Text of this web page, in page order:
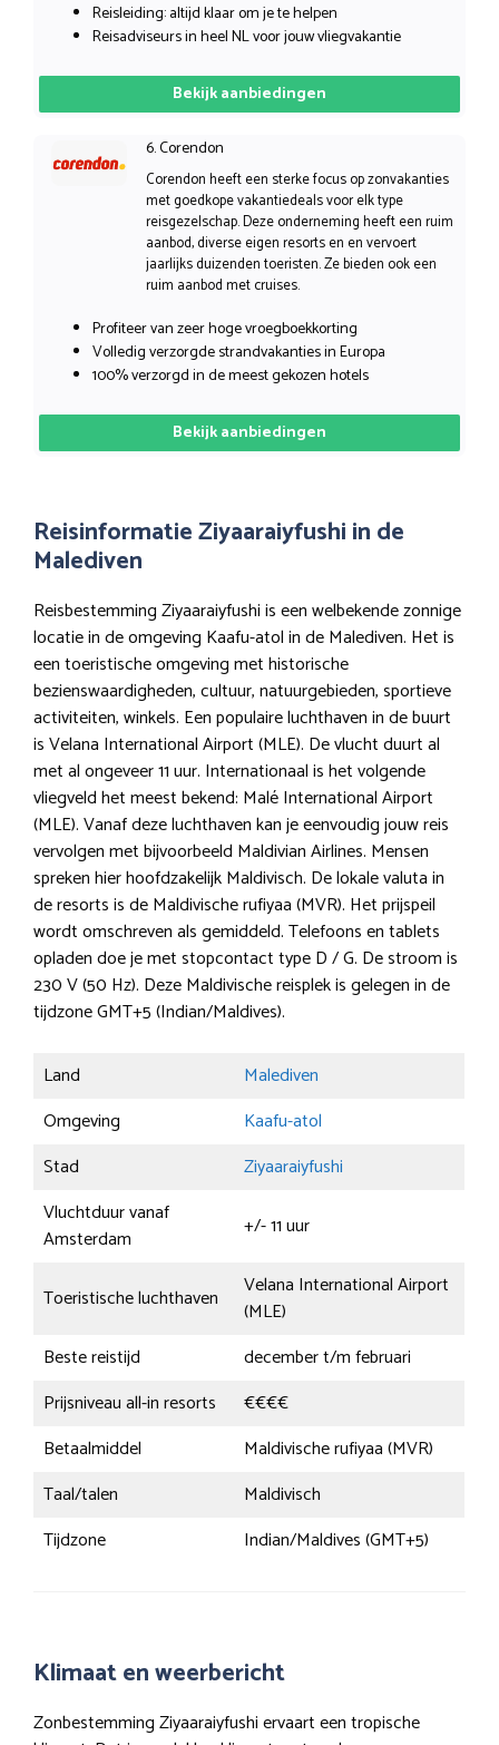
Reisleiding: altijd klaar om je te helpen
Reisadviseurs in heel NL voor jouw vliegvakantie
Bekijk aanbiedingen
6. Corendon
Corendon heeft een sterke focus op zonvakanties
met goedkope vakantiedeals voor elk type
reisgezelschap. Deze onderneming heeft een ruim
aanbod, diverse eigen resorts en en vervoert
jaarlijks duizenden toeristen. Ze bieden ook een
ruim aanbod met cruises.
Profiteer van zeer hoge vroegboekkorting
Volledig verzorgde strandvakanties in Europa
100% verzorgd in de meest gekozen hotels
Bekijk aanbiedingen
Reisinformatie Ziyaaraiyfushi in de
Malediven
Reisbestemming Ziyaaraiyfushi is een welbekende zonnige
locatie in de omgeving Kaafu-atol in de Malediven. Het is
een toeristische omgeving met historische
bezienswaardigheden, cultuur, natuurgebieden, sportieve
activiteiten, winkels. Een populaire luchthaven in de buurt
is Velana International Airport (MLE). De vlucht duurt al
met al ongeveer 11 uur. Internationaal is het volgende
vliegveld het meest bekend: Malé International Airport
(MLE). Vanaf deze luchthaven kan je eenvoudig jouw reis
vervolgen met bijvoorbeeld Maldivian Airlines. Mensen
spreken hier hoofdzakelijk Maldivisch. De lokale valuta in
de resorts is de Maldivische rufiyaa (MVR). Het prijspeil
wordt omschreven als gemiddeld. Telefoons en tablets
opladen doe je met stopcontact type D / G. De stroom is
230 V (50 Hz). Deze Maldivische reisplek is gelegen in de
tijdzone GMT+5 (Indian/Maldives).
Land
Malediven
Omgeving
Kaafu-atol
Stad
Ziyaaraiyfushi
Vluchtduur vanaf
Amsterdam
+/- 11 uur
Toeristische luchthaven
Velana International Airport
(MLE)
Beste reistijd
december t/m februari
Prijsniveau all-in resorts
€€€€
Betaalmiddel
Maldivische rufiyaa (MVR)
Taal/talen
Maldivisch
Tijdzone
Indian/Maldives (GMT+5)
Klimaat en weerbericht
Zonbestemming Ziyaaraiyfushi ervaart een tropische